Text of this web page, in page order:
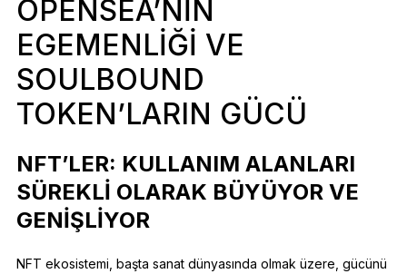
OPENSEA’NIN
EGEMENLIĞI VE
SOULBOUND
TOKEN’LARIN GÜCÜ
NFT’LER: KULLANIM ALANLARI
SÜREKLI OLARAK BÜYÜYOR VE
GENIŞLIYOR
NFT ekosistemi, başta sanat dünyasında olmak üzere, gücünü